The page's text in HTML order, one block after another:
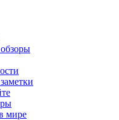
мире